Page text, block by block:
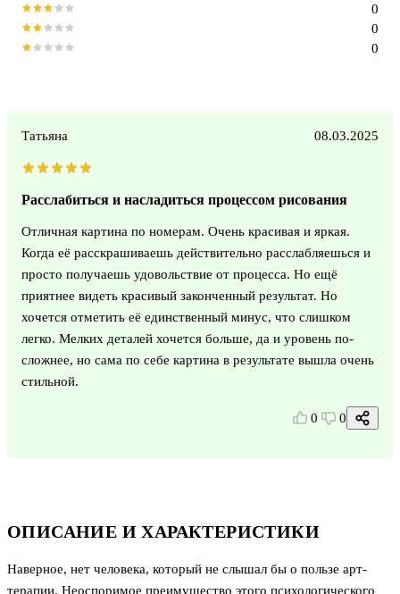
ОПИСАНИЕ И ХАРАКТЕРИСТИКИ
Наверное, нет человека, который не слышал бы о пользе арт-
терапии. Неоспоримое преимущество этого психологического
0
0
0
Татьяна 08.03.2025
Расслабиться и насладиться процессом рисования
Отличная картина по номерам. Очень красивая и яркая.
Когда её расскрашиваешь действительно расслабляешься и
просто получаешь удовольствие от процесса. Но ещё
приятнее видеть красивый законченный результат. Но
хочется отметить её единственный минус, что слишком
легко. Мелких деталей хочется больше, да и уровень по-
сложнее, но сама по себе картина в результате вышла очень
стильной.
0 0